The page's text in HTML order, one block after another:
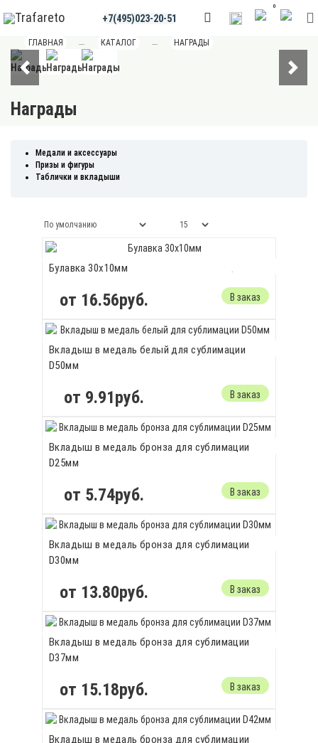
+7(495)023-20-51
0
ГЛАВНАЯ КАТАЛОГ НАГРАДЫ
ФИГУРЫ ВКЛАДЫШИ
Награды
Медали и аксессуары
Призы и фигуры
Таблички и вкладыши
Булавка 30х10мм
от 16.56руб. В заказ
Вкладыш в медаль белый для сублимации
D50мм
от 9.91руб. В заказ
Вкладыш в медаль бронза для сублимации
D25мм
от 5.74руб. В заказ
Вкладыш в медаль бронза для сублимации
D30мм
от 13.80руб. В заказ
Вкладыш в медаль бронза для сублимации
D37мм
от 15.18руб. В заказ
Вкладыш в медаль бронза для сублимации